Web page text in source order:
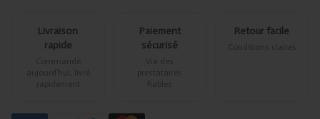
Livraison
rapide
Commandé
aujourd’hui, livré
rapidement
Paiement
sécurisé
Via des
prestataires
fiables
Retour facile
Conditions claires